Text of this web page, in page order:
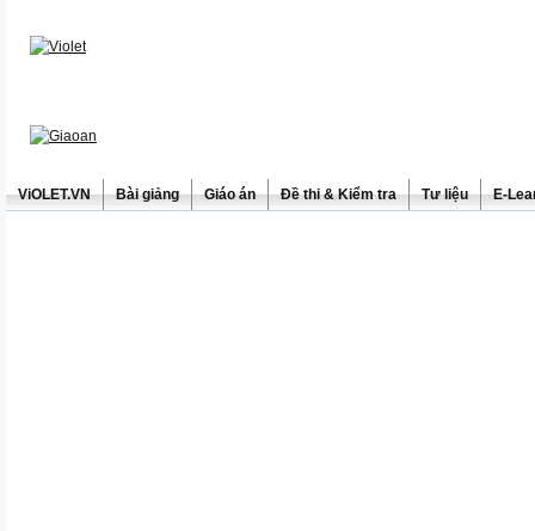
ViOLET.VN Bài giảng Giáo án Đề thi & Kiểm tra Tư liệu E-